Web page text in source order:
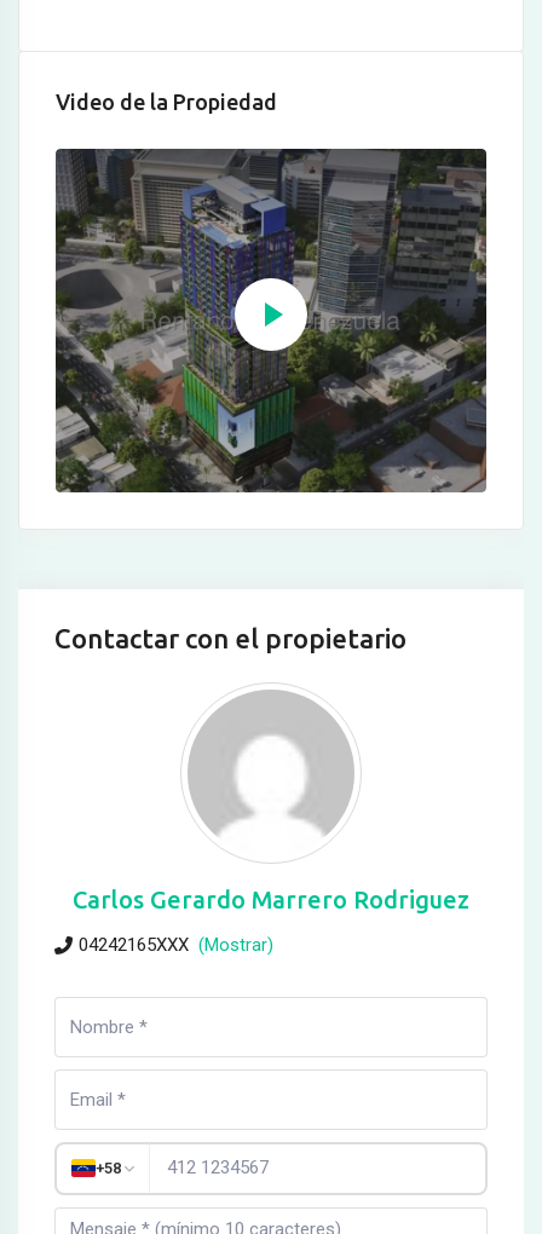
Video de la Propiedad
Contactar con el propietario
Carlos Gerardo Marrero Rodriguez
04242165XXX (Mostrar)
+58